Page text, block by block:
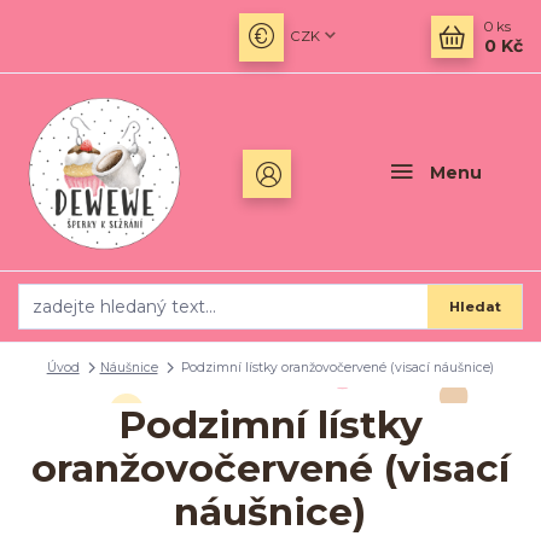
Menu
CZK
Hledat
0 ks
0 Kč
Úvod Náušnice Podzimní lístky oranžovočervené (visací náušnice)
Podzimní lístky
oranžovočervené (visací
náušnice)